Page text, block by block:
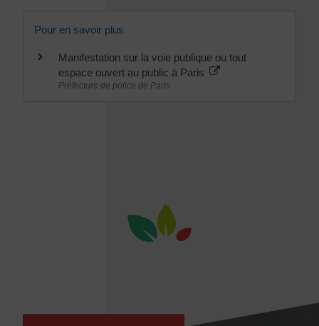
Pour en savoir plus
Manifestation sur la voie publique ou tout
espace ouvert au public à Paris
Préfecture de police de Paris